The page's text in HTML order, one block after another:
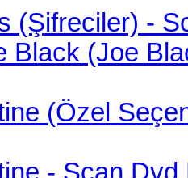
(Şifreciler) -
Black (Joe
(Özel
- Scan